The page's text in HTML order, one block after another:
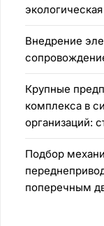
Внедрение
Крупные
комплекса в
организаций:
Подбор
поперечным